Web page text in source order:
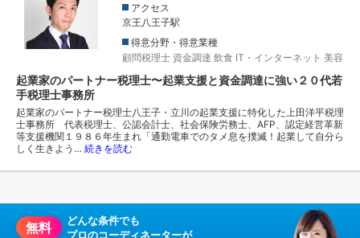
アクセス
京王八王子駅
得意分野・得意業種
顧問税理士 資金調達 飲食 IT・インターネット 美容
起業家のパートナー税理士〜起業支援と資金調達に強い２０代若
手税理士事務所
起業家のパートナー税理士八王子・立川の起業支援に特化した上田洋平税理
士事務所 代表税理士、公認会計士、社会保険労務士、AFP、認定経営革新
等支援機関１９８６年生まれ「通勤電車でのタメ息を撲滅！起業して自分ら
しく生きよう… 続きを読む
無料
どんな条件でも
プロのコーディネーターが